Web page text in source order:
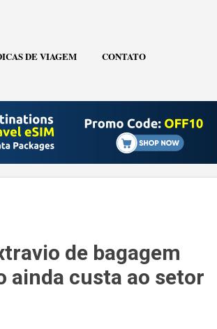
DE VIAGEM CONTATO
de bagagem
ainda custa ao setor